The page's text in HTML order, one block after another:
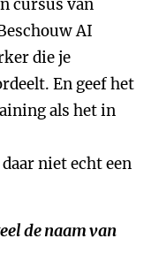
cursus van
AI
die je
En geef het
als het in
niet echt een
de naam van